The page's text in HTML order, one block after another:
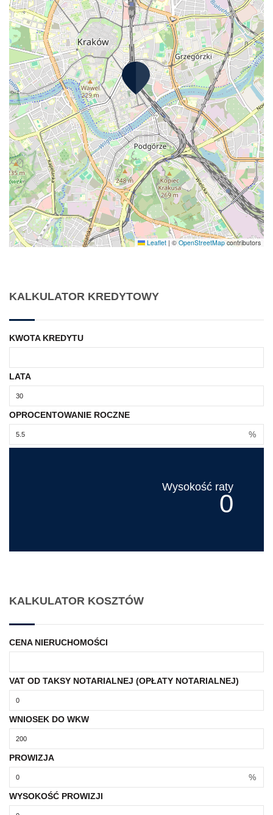
Leaflet | © OpenStreetMapcontributors
KALKULATOR KREDYTOWY
KWOTA KREDYTU
LATA
OPROCENTOWANIE ROCZNE
%
Wysokość raty
0
KALKULATOR KOSZTÓW
CENA NIERUCHOMOŚCI
VAT OD TAKSY NOTARIALNEJ (OPŁATY NOTARIALNEJ)
WNIOSEK DO WKW
PROWIZJA
%
WYSOKOŚĆ PROWIZJI